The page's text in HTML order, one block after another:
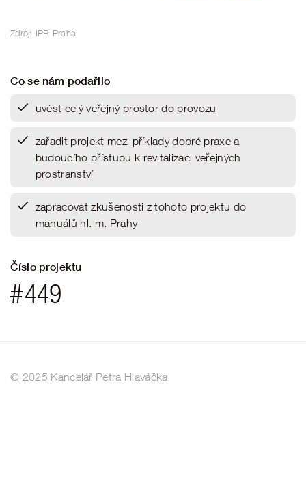
Zdroj: IPR Praha
Co se nám podařilo
uvést celý veřejný prostor do provozu
zařadit projekt mezi příklady dobré praxe a
budoucího přístupu k revitalizaci veřejných
prostranství
zapracovat zkušenosti z tohoto projektu do
manuálů hl. m. Prahy
Číslo projektu
#449
© 2025 Kancelář Petra Hlaváčka